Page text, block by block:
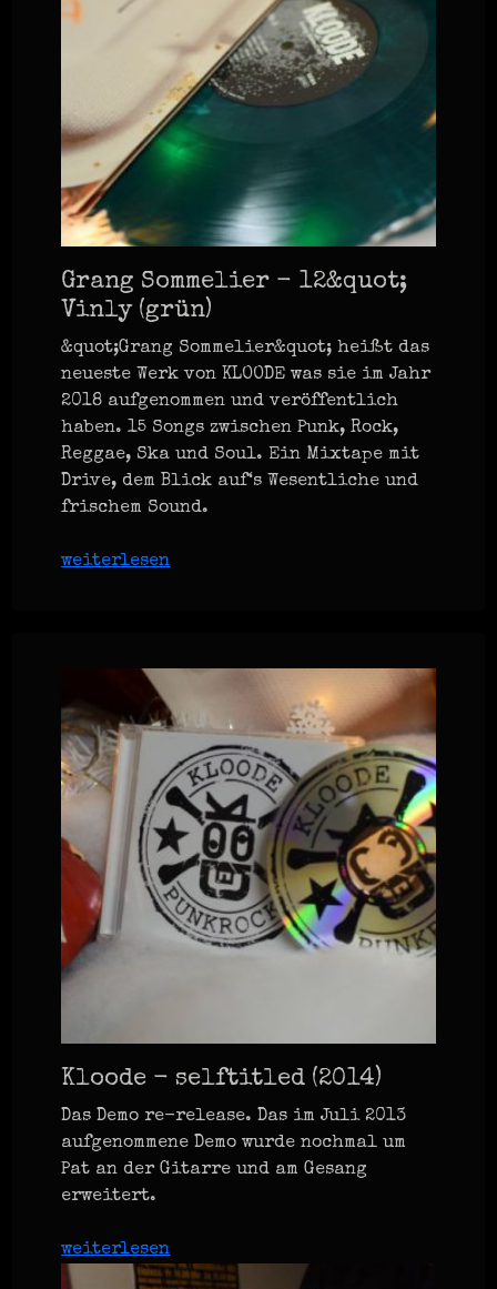
Grang Sommelier - 12&quot;
Vinly (grün)
&quot;Grang Sommelier&quot; heißt das
neueste Werk von KLOODE was sie im Jahr
2018 aufgenommen und veröffentlich
haben. 15 Songs zwischen Punk, Rock,
Reggae, Ska und Soul. Ein Mixtape mit
Drive, dem Blick auf‘s Wesentliche und
frischem Sound.
weiterlesen
Kloode - selftitled (2014)
Das Demo re-release. Das im Juli 2013
aufgenommene Demo wurde nochmal um
Pat an der Gitarre und am Gesang
erweitert.
weiterlesen